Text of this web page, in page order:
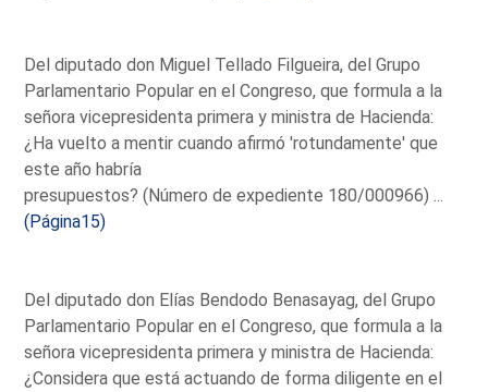
Del diputado don Miguel Tellado Filgueira, del Grupo
Parlamentario Popular en el Congreso, que formula a la
señora vicepresidenta primera y ministra de Hacienda:
¿Ha vuelto a mentir cuando afirmó 'rotundamente' que
este año habría
presupuestos? (Número de expediente 180/000966) ...
(Página15)
Del diputado don Elías Bendodo Benasayag, del Grupo
Parlamentario Popular en el Congreso, que formula a la
señora vicepresidenta primera y ministra de Hacienda:
¿Considera que está actuando de forma diligente en el